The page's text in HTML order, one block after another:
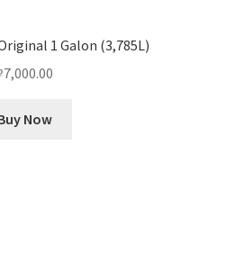
1 Galon (3,785L)
7,000.00
Now